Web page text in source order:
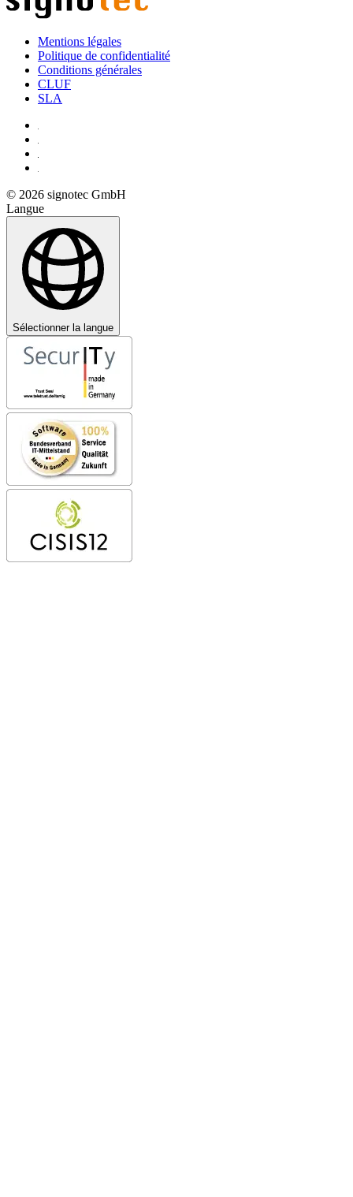
Mentions légales
Politique de confidentialité
Conditions générales
CLUF
SLA
© 2026 signotec GmbH
Langue
Sélectionner la langue